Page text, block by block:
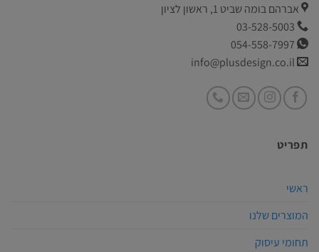
אברהם בומה שביט 1, ראשון לציון
תפריט
ראשי
המוצרים שלנו
תחומי עיסוק